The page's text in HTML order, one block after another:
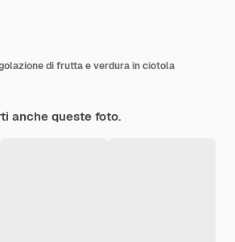
di frutta e verdura in ciotola
anche queste foto.